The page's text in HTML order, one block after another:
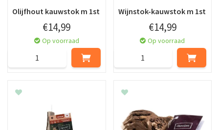
Olijfhout kauwstok m 1st
€14,99
Op voorraad
Wijnstok-kauwstok m 1st
€14,99
Op voorraad